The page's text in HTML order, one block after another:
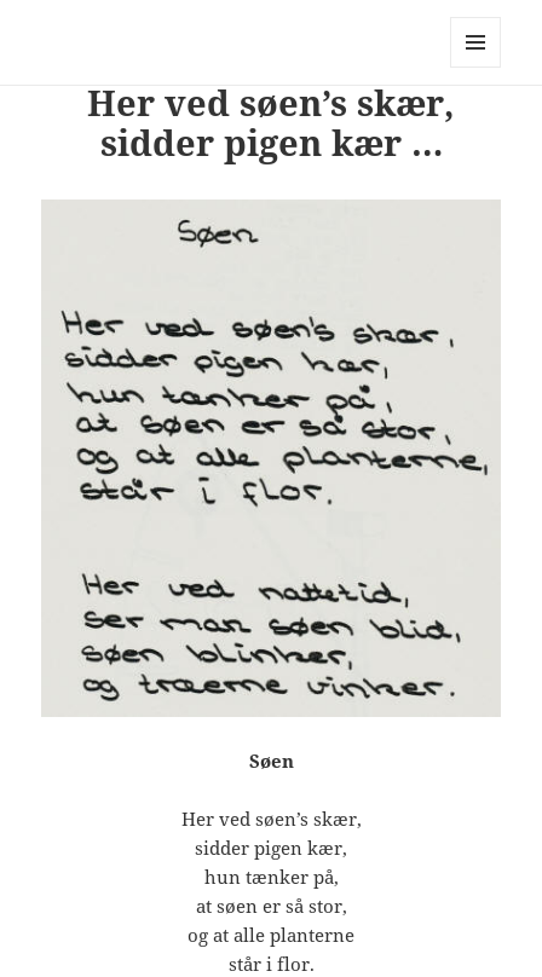
PhotoStory – en rejse i billeder og
WIDGETS
Her ved søen’s skær,
sidder pigen kær …
Søen
Her ved søen’s skær,
sidder pigen kær,
hun tænker på,
at søen er så stor,
og at alle planterne
står i flor.